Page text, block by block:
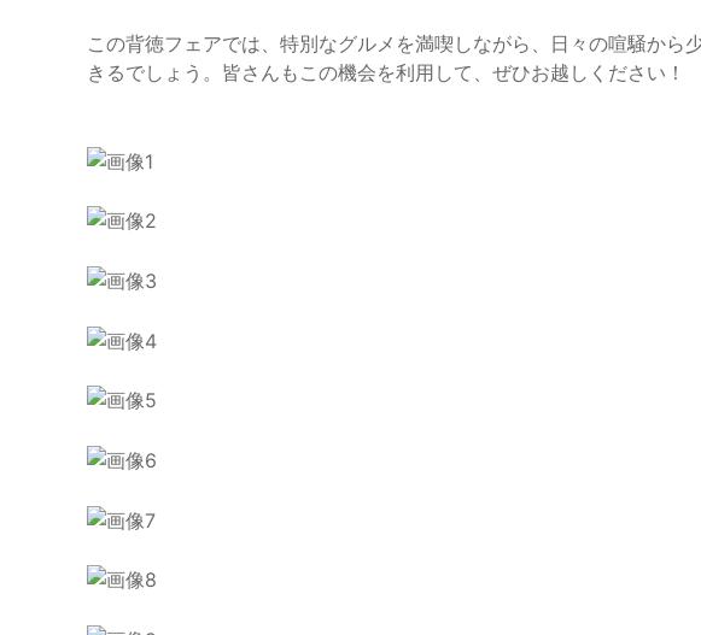
この背徳フェアでは、特別なグルメを満喫しながら、日々の喧騒から
きるでしょう。皆さんもこの機会を利用して、ぜひお越しください！